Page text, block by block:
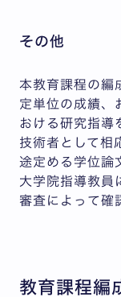
その他
本教育課程の編
定単位の成績、
おける研究指導
技術者として相
途定める学位論
大学院指導教員
審査によって確
教育課程編